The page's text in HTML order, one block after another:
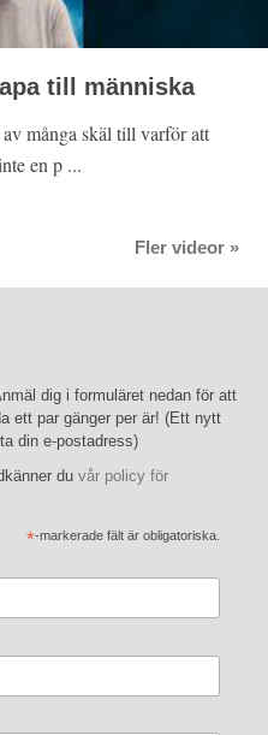
till människa
många skäl till varför att
en p ...
Fler videor »
dig i formuläret nedan för att
ett par gänger per är! (Ett nytt
din e-postadress)
du vår policy för
*-markerade fält är obligatoriska.